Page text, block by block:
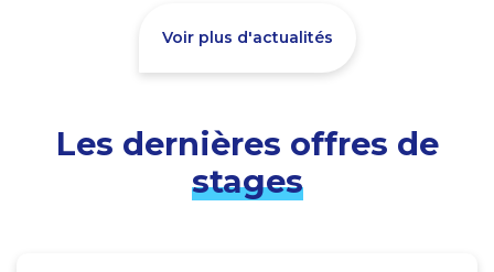
Voir plus d'actualités
Les dernières offres de
stages